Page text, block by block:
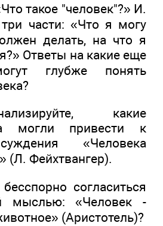
такое "человек"?» И.
части: «Что я могу
делать, на что я
Ответы на какие еще
глубже понять
какие
могли привести к
«Человека
(Л. Фейхтвангер).
согласиться
мыслью: «Человек -
(Аристотель)?